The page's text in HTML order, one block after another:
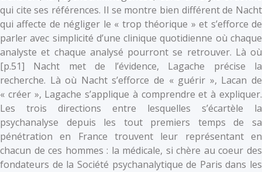
qui cite ses références. Il se montre bien différent de Nacht
qui affecte de négliger le « trop théorique » et s’efforce de
parler avec simplicité d’une clinique quotidienne où chaque
analyste et chaque analysé pourront se retrouver. Là où
[p.51] Nacht met de l’évidence, Lagache précise la
recherche. Là où Nacht s’efforce de « guérir », Lacan de
« créer », Lagache s’applique à comprendre et à expliquer.
Les trois directions entre lesquelles s’écartèle la
psychanalyse depuis les tout premiers temps de sa
pénétration en France trouvent leur représentant en
chacun de ces hommes : la médicale, si chère au coeur des
fondateurs de la Société psychanalytique de Paris dans les